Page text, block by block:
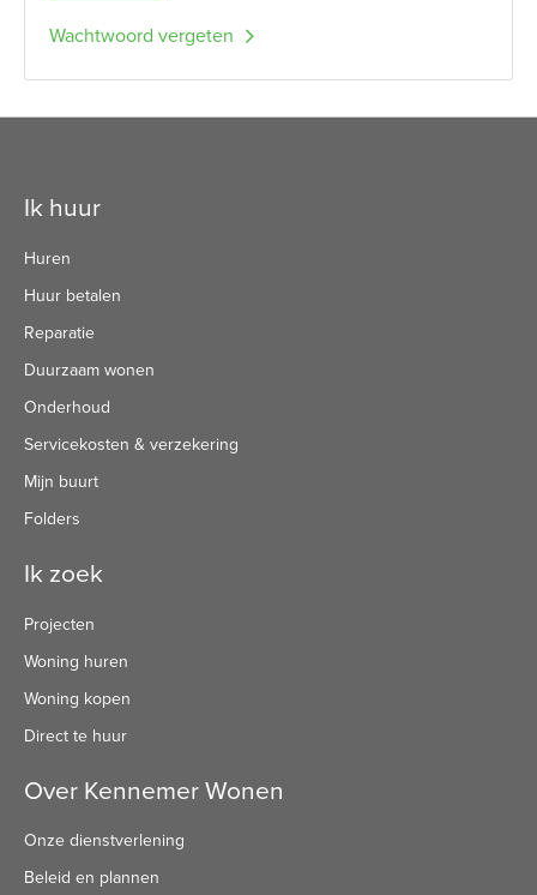
Wachtwoord vergeten
Contactinformatie
Ik huur
Huren
Huur betalen
Reparatie
Duurzaam wonen
Onderhoud
Servicekosten & verzekering
Mijn buurt
Folders
Ik zoek
Projecten
Woning huren
Woning kopen
Direct te huur
Over Kennemer Wonen
Onze dienstverlening
Beleid en plannen